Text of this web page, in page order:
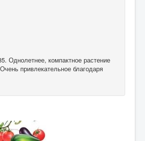
Однолетнее, компактное растение
привлекательное благодаря